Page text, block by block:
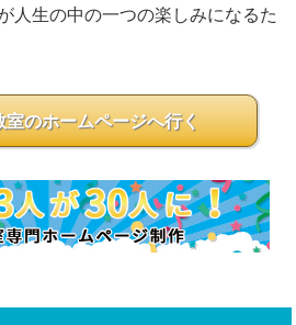
人生の中の一つの楽しみになるた
室のホームページへ行く